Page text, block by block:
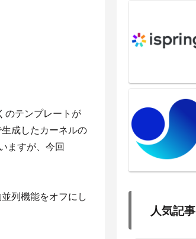
のテンプレートが
成したカーネルの
ますが、今回
列機能をオフにし
人気記事